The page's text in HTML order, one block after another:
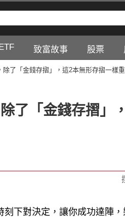
致富故事 股票
除了「金錢存摺」，這2本無形存摺一樣
了「金錢存摺」
下對決定，讓你成功達陣